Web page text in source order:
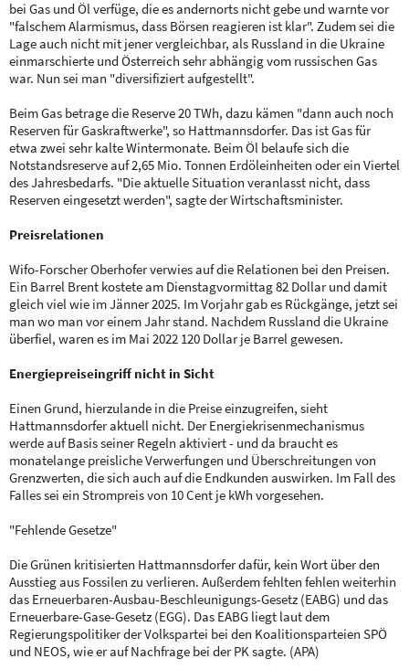
bei Gas und Öl verfüge, die es andernorts nicht gebe und warnte vor
"falschem Alarmismus, dass Börsen reagieren ist klar". Zudem sei die
Lage auch nicht mit jener vergleichbar, als Russland in die Ukraine
einmarschierte und Österreich sehr abhängig vom russischen Gas
war. Nun sei man "diversifiziert aufgestellt".
Beim Gas betrage die Reserve 20 TWh, dazu kämen "dann auch noch
Reserven für Gaskraftwerke", so Hattmannsdorfer. Das ist Gas für
etwa zwei sehr kalte Wintermonate. Beim Öl belaufe sich die
Notstandsreserve auf 2,65 Mio. Tonnen Erdöleinheiten oder ein Viertel
des Jahresbedarfs. "Die aktuelle Situation veranlasst nicht, dass
Reserven eingesetzt werden", sagte der Wirtschaftsminister.
Preisrelationen
Wifo-Forscher Oberhofer verwies auf die Relationen bei den Preisen.
Ein Barrel Brent kostete am Dienstagvormittag 82 Dollar und damit
gleich viel wie im Jänner 2025. Im Vorjahr gab es Rückgänge, jetzt sei
man wo man vor einem Jahr stand. Nachdem Russland die Ukraine
überfiel, waren es im Mai 2022 120 Dollar je Barrel gewesen.
Energiepreiseingriff nicht in Sicht
Einen Grund, hierzulande in die Preise einzugreifen, sieht
Hattmannsdorfer aktuell nicht. Der Energiekrisenmechanismus
werde auf Basis seiner Regeln aktiviert - und da braucht es
monatelange preisliche Verwerfungen und Überschreitungen von
Grenzwerten, die sich auch auf die Endkunden auswirken. Im Fall des
Falles sei ein Strompreis von 10 Cent je kWh vorgesehen.
"Fehlende Gesetze"
Die Grünen kritisierten Hattmannsdorfer dafür, kein Wort über den
Ausstieg aus Fossilen zu verlieren. Außerdem fehlten fehlen weiterhin
das Erneuerbaren-Ausbau-Beschleunigungs-Gesetz (EABG) und das
Erneuerbare-Gase-Gesetz (EGG). Das EABG liegt laut dem
Regierungspolitiker der Volkspartei bei den Koalitionsparteien SPÖ
und NEOS, wie er auf Nachfrage bei der PK sagte. (APA)